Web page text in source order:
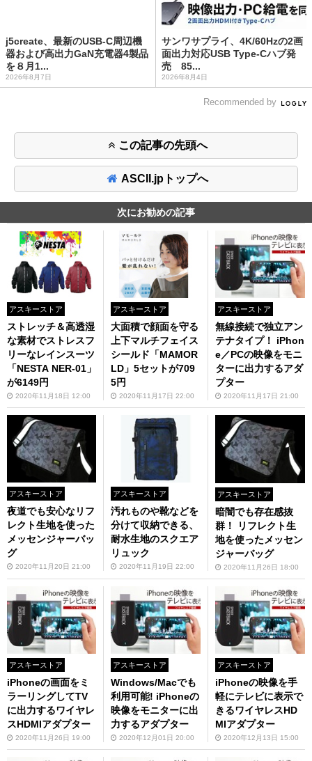
j5create、最新のUSB-C周辺機
器および高出力GaN充電器4製品
を８月1...
2026年8月7日
サンワサプライ、4K/60Hzの2画
面出力対応USB Type-Cハブ発
売 85...
2026年8月4日
Recommended by
この記事の先頭へ
ASCII.jpトップへ
次にお勧めの記事
アスキーストア
ストレッチ＆高透湿
な素材でストレスフ
リーなレインスーツ
「NESTA NER-01」
が6149円
2020年11月18日 12:00
アスキーストア
大面積で顔面を守る
上下マルチフェイス
シールド「MAMOR
LD」5セットが709
5円
2020年11月17日 22:00
アスキーストア
無線接続で独立アン
テナタイプ！ iPhon
e／PCの映像をモニ
ターに出力するアダ
プター
2020年11月17日 21:00
アスキーストア
夜道でも安心なリフ
レクト生地を使った
メッセンジャーバッ
グ
2020年11月20日 21:00
アスキーストア
汚れものや靴などを
分けて収納できる、
耐水生地のスクエア
リュック
2020年11月19日 22:00
アスキーストア
暗闇でも存在感抜
群！ リフレクト生
地を使ったメッセン
ジャーバッグ
2020年11月26日 18:00
アスキーストア
iPhoneの画面をミ
ラーリングしてTV
に出力するワイヤレ
スHDMIアダプター
2020年11月26日 19:00
アスキーストア
Windows/Macでも
利用可能! iPhoneの
映像をモニターに出
力するアダプター
2020年12月01日 20:00
アスキーストア
iPhoneの映像を手
軽にテレビに表示で
きるワイヤレスHD
MIアダプター
2020年12月13日 15:00